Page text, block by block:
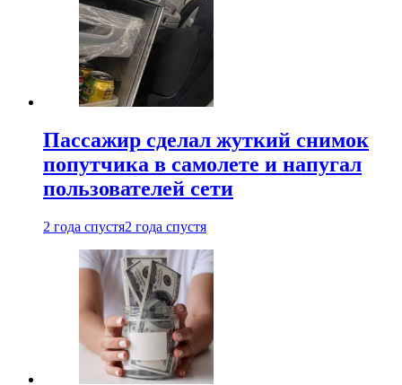
Пассажир сделал жуткий снимок
попутчика в самолете и напугал
пользователей сети
2 года спустя2 года спустя